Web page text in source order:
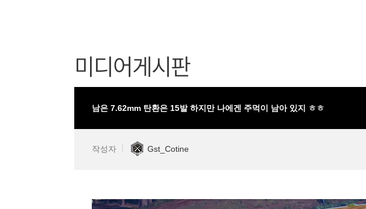
미디어게시판
남은 7.62mm 탄환은 15발 하지만 나에겐 주먹이 남아 있지 ㅎㅎ
작성자 Gst_Cotine